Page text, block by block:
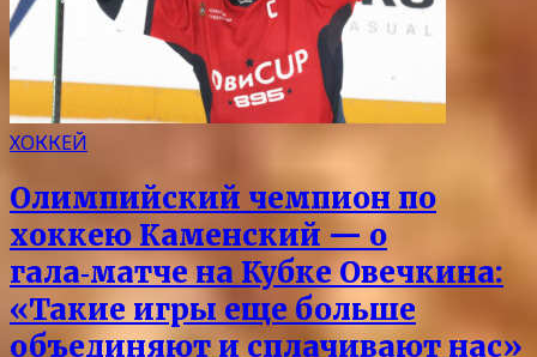
ХОККЕЙ
Олимпийский чемпион по
хоккею Каменский — о
гала‑матче на Кубке Овечкина:
«Такие игры еще больше
объединяют и сплачивают нас»